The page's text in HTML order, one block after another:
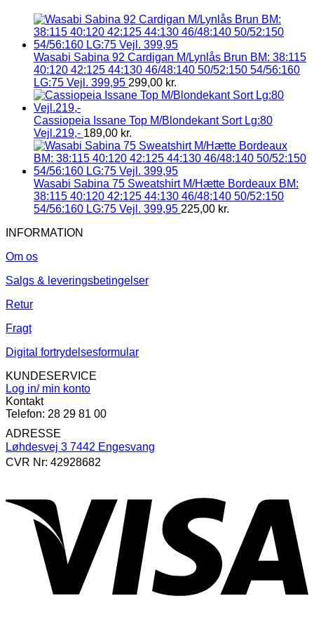
Wasabi Sabina 92 Cardigan M/Lynlås Brun BM: 38:115
40:120 42:125 44:130 46/48:140 50/52:150 54/56:160
LG:75 Vejl. 399,95 299,00 kr.
Cassiopeia Issane Top M/Blondekant Sort Lg:80
Vejl.219,- 189,00 kr.
Wasabi Sabina 75 Sweatshirt M/Hætte Bordeaux BM:
38:115 40:120 42:125 44:130 46/48:140 50/52:150
54/56:160 LG:75 Vejl. 399,95 225,00 kr.
INFORMATION
Om os
Salgs & leveringsbetingelser
Retur
Fragt
Digital fortrydelsesformular
KUNDESERVICE
Log in/ min konto
Kontakt
Telefon: 28 29 81 00
ADRESSE
Løhdesvej 3 7442 Engesvang
CVR Nr: 42928682